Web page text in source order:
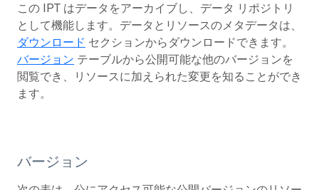
この IPT はデータをアーカイブし、データ リポジトリ
として機能します。データとリソースのメタデータは、
ダウンロード セクションからダウンロードできます。
バージョン テーブルから公開可能な他のバージョンを
閲覧でき、リソースに加えられた変更を知ることができ
ます。
バージョン